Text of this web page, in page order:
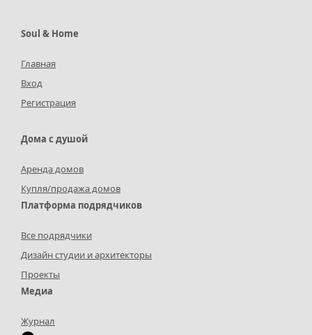
Soul & Home
Главная
Вход
Регистрация
Дома с душой
Аренда домов
Купля/продажа домов
Платформа подрядчиков
Все подрядчики
Дизайн студии и архитекторы
Проекты
Медиа
Журнал